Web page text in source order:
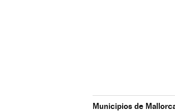
Municipios de